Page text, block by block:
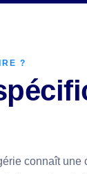
?
connaît une